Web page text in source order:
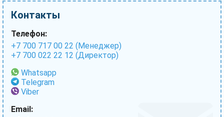
Контакты
Телефон:
+7 700 717 00 22 (Менеджер)
+7 700 022 22 12 (Директор)
Whatsapp
Telegram
Viber
Email: